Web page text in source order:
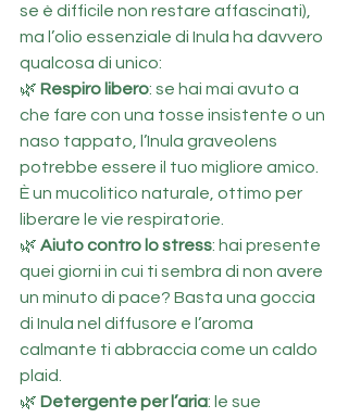
se è difficile non restare affascinati),
ma l’olio essenziale di Inula ha davvero
qualcosa di unico:
🌿 Respiro libero: se hai mai avuto a
che fare con una tosse insistente o un
naso tappato, l’Inula graveolens
potrebbe essere il tuo migliore amico.
È un mucolitico naturale, ottimo per
liberare le vie respiratorie.
🌿 Aiuto contro lo stress: hai presente
quei giorni in cui ti sembra di non avere
un minuto di pace? Basta una goccia
di Inula nel diffusore e l’aroma
calmante ti abbraccia come un caldo
plaid.
🌿 Detergente per l’aria: le sue